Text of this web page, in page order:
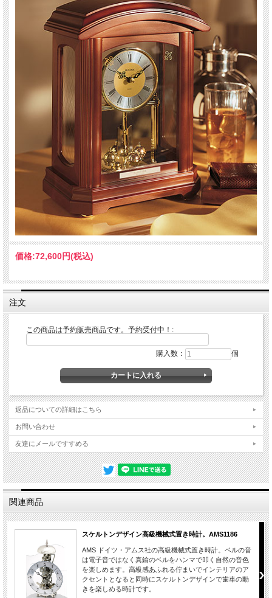
米国BULOVA社（ブローバ社）Bulova Clocks. クラシックなデザイン置き時計、透
明感のあるアルダー材の無垢木製ケースを採用し、木目の美しさを引き立てるクリ
アな仕上げが施されています。無垢材製の筐体、ウォールナット仕上げ。前面と側
面には装飾用の網入りガラスパネルを採用。ツートーンカラーの金属製文字盤。回
商品詳細
H29× W21× D13cm
素材 木製ケース、ガラス文字盤
クオーツ式（単3×1本）
保証
メーカー保証書とご使用方法説明付き、お買上後1年間自然故障は
無償にて保証致します。
備考
輸入品のため日本国内に在庫切れの商品が入荷するまで通常より
時間かかる場合がございますので、ご注文後に発送日をお知らせ
■ 時計設置時のご注意
磁気の強いテレビ・スピーカー・パソコン等の近く、温度・
湿気の高いエアコン、浴室の近く、日光・風の当たる場所は
避けてください。
※電池の寿命は約1年です。1年を目途に取替えをお勧めしま
す。
価格:72,600円(税込)
注文
この商品は予約販売商品です。予約受付中！:
購入数： 個
返品についての詳細はこちら
お問い合わせ
友達にメールですすめる
関連商品
スケルトンデザイン高級機械式置き時計。AMS1186
AMS ドイツ・アムス社の高級機械式置き時計。ベルの音
は電子音ではなく真鍮のベルをハンマで叩く自然の音色
を楽しめます。高級感あふれる佇まいでインテリアのア
クセントとなると同時にスケルトンデザインで歯車の動
きを楽しめる時計です。